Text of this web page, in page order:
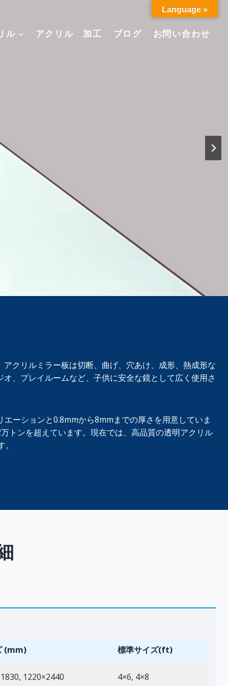
ル アクリル 加工 ブログ お問い合わせ
クリルミラー板は切断、曲げ、穴あけ、成形、熱成形な
、プレイルームなど、子供に安全な鏡として広く使用さ
ーションと0.8mmから8mmまでの厚さを用意していま
トンを超えています。現在では、高品質の透明アクリル
(mm) 標準サイズ(ft)
1220×2440 4×6, 4×8
Language »